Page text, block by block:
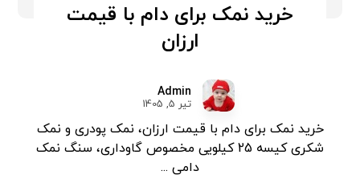
خرید نمک برای دام با قیمت
ارزان
Admin
تیر 5, 1405
خرید نمک برای دام با قیمت ارزان، نمک پودری و نمک
شکری کیسه 25 کیلویی مخصوص گاوداری، سنگ نمک
دامی ...